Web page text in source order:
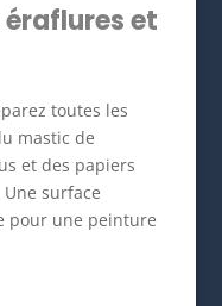
éraflures et
toutes les
mastic de
et des papiers
surface
pour une peinture